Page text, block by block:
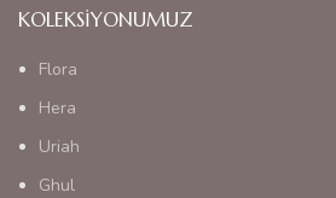
KOLEKSIYONUMUZ
Flora
Hera
Uriah
Ghul